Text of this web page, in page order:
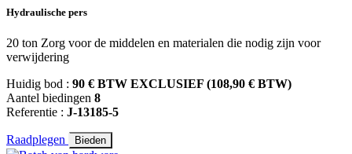
Hydraulische pers
20 ton Zorg voor de middelen en materialen die nodig zijn voor
verwijdering
Huidig bod : 90 € BTW EXCLUSIEF (108,90 € BTW)
Aantel biedingen 8
Referentie : J-13185-5
Raadplegen Bieden